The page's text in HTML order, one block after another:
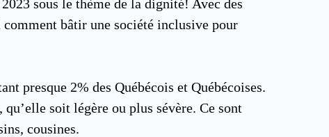
sous le thème de la dignité! Avec des
comment bâtir une société inclusive pour
presque 2% des Québécois et Québécoises.
soit légère ou plus sévère. Ce sont
cousines.